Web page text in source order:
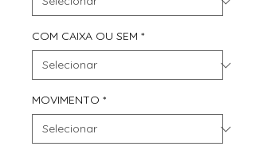
COM CAIXA OU SEM *
MOVIMENTO *